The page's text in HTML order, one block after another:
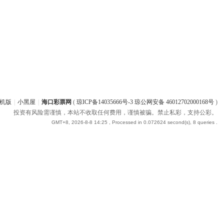
版 小黑屋 海口彩票网 ( 琼ICP备14035666号-3 琼公网安备 46012702000168号)
投资有风险需谨慎，本站不收取任何费用，谨慎被骗。禁止私彩，支持公彩。
GMT+8, 2026-8-8 14:25 , Processed in 0.072624 second(s), 8 queries .